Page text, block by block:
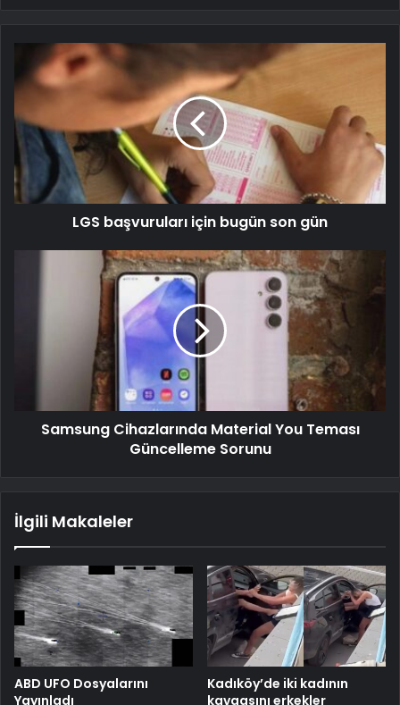
LGS başvuruları için bugün son gün
Samsung Cihazlarında Material You Teması
Güncelleme Sorunu
İlgili Makaleler
ABD UFO Dosyalarını
Yayınladı
Kadıköy’de iki kadının
kavgasını erkekler